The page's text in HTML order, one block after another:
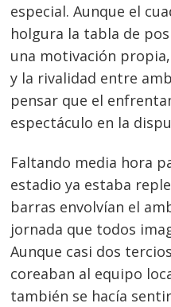
especial. Aunque el
holgura la tabla de
una motivación
y la rivalidad entre
pensar que el
espectáculo en la
Faltando media hora
estadio ya estaba
barras envolvían el
jornada que todos
Aunque casi dos
coreaban al equipo
también se hacía